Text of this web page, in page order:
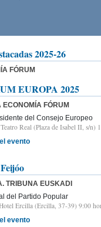
2025-26
FÓRUM
EUROPA 2025
ECONOMÍA FÓRUM
del Consejo Europeo
Real (Plaza de Isabel II, s/n)
evento
TRIBUNA EUSKADI
del Partido Popular
Ercilla (Ercilla, 37-39) 9:00
evento